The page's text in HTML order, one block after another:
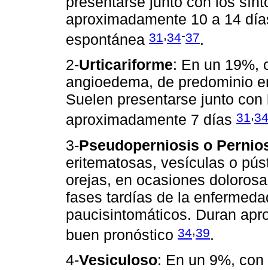
aproximadamente 10 a 14
espontánea 31 ,34-37.
2-Urticariforme: En un 19%,
angioedema, de predominio
Suelen presentarse junto
aproximadamente 7 días 31,34
3-Pseudoperniosis o
eritematosas, vesículas o
orejas, en ocasiones
fases tardías de la
paucisintomáticos. Duran
buen pronóstico 34,39.
4-Vesiculoso: En un 9%,